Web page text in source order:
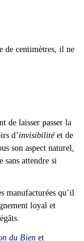
de centimètres, il ne
de laisser passer la
d’invisibilitéet de
son aspect naturel,
sans attendre si
manufacturées qu’il
loyal et
du Bien et